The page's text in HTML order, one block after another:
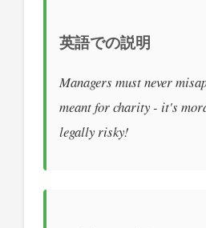
英語での説明
Managers must never
meant for charity - it's
legally risky!